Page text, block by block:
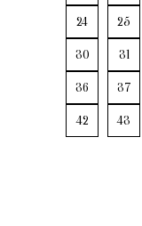
24 25
30 31
36 37
42 43